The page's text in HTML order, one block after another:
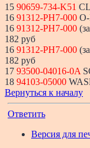
15 90659-734-K51
16 91312-PH7-000
16 91312-PH7-000
182 руб
16 91312-PH7-000
182 руб
17 93500-04016-0A
18 94103-05000
Вернуться к началу
Ответить
Версия для